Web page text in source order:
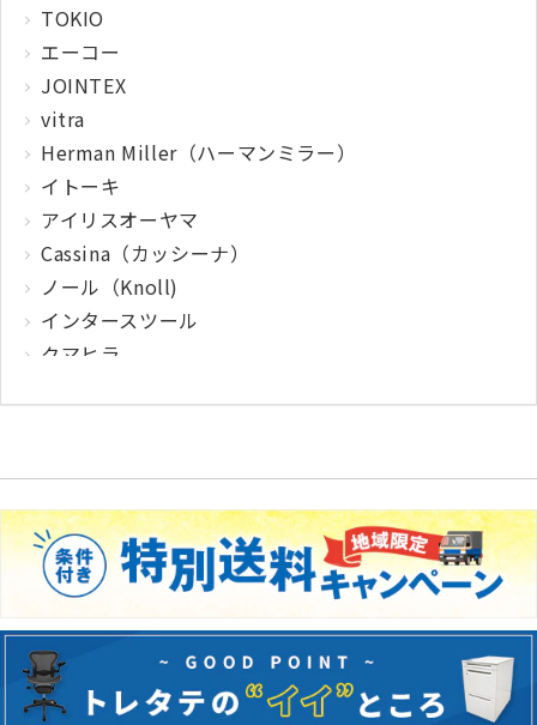
TOKIO
エーコー
JOINTEX
vitra
Herman Miller（ハーマンミラー）
イトーキ
アイリスオーヤマ
Cassina（カッシーナ）
ノール（Knoll)
インタースツール
クマヒラ
その他メーカー